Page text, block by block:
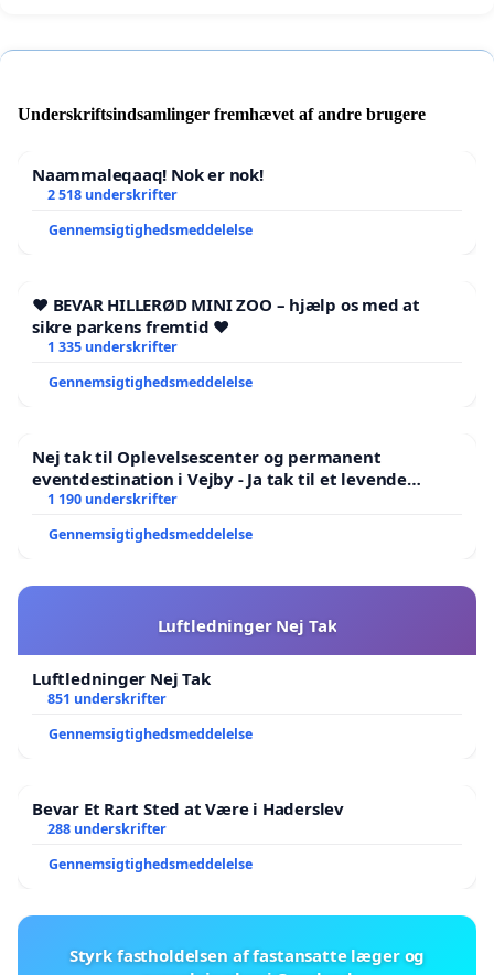
Underskriftsindsamlinger fremhævet af andre brugere
Naammaleqaaq! Nok er nok!
2 518 underskrifter
Gennemsigtighedsmeddelelse
❤️ BEVAR HILLERØD MINI ZOO – hjælp os med at
sikre parkens fremtid ❤️
1 335 underskrifter
Gennemsigtighedsmeddelelse
Nej tak til Oplevelsescenter og permanent
eventdestination i Vejby - Ja tak til et levende
lokalområde i balance
1 190 underskrifter
Gennemsigtighedsmeddelelse
Luftledninger Nej Tak
Luftledninger Nej Tak
851 underskrifter
Gennemsigtighedsmeddelelse
Bevar Et Rart Sted at Være i Haderslev
288 underskrifter
Gennemsigtighedsmeddelelse
Styrk fastholdelsen af fastansatte læger og